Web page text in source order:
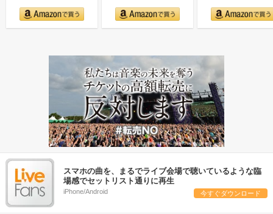
スマホの曲を、まるでライブ会場で聴いているような臨
場感でセットリスト通りに再生
iPhone/Android 今すぐダウンロード